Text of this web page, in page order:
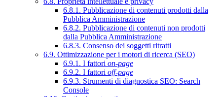
6.8.1. Pubblicazione di contenuti prodotti dalla
Pubblica Amministrazione
6.8.2. Pubblicazione di contenuti non prodotti
dalla Pubblica Amministrazione
6.8.3. Consenso dei soggetti ritratti
6.9. Ottimizzazione per i motori di ricerca (SEO)
6.9.1. I fattori on-page
6.9.2. I fattori off-page
6.9.3. Strumenti di diagnostica SEO: Search
Console